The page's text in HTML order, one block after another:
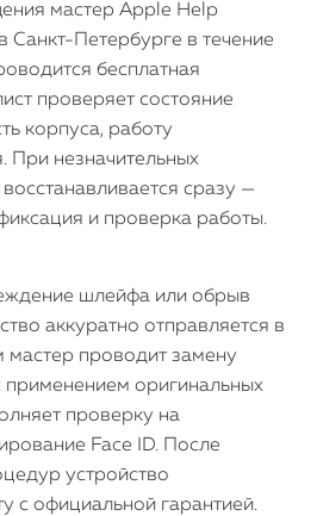
мастер Apple Help
Санкт-Петербурге в течение
бесплатная
проверяет состояние
корпуса, работу
При незначительных
сразу —
и проверка работы.
шлейфа или обрыв
аккуратно отправляется в
мастер проводит замену
применением оригинальных
проверку на
Face ID. После
устройство
с официальной гарантией.